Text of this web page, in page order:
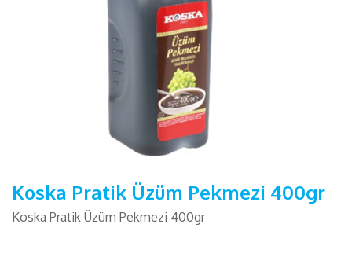
Koska Pratik Üzüm Pekmezi 400gr
Koska Pratik Üzüm Pekmezi 400gr